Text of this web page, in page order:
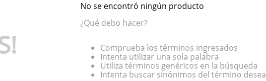
No se encontró ningún producto
¿Qué debo hacer?
Comprueba los términos ingresados
Intenta utilizar una sola palabra
Utiliza términos genéricos en la búsqueda
Intenta buscar sinónimos del término